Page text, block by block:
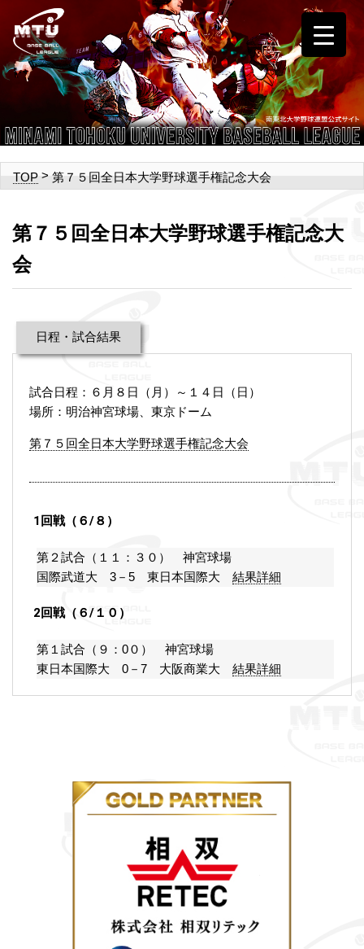
TOP > 第７５回全日本大学野球選手権記念大会
第７５回全日本大学野球選手権記念大
会
日程・試合結果
試合日程：６月８日（月）～１４日（日）
場所：明治神宮球場、東京ドーム
第７５回全日本大学野球選手権記念大会
1回戦（６/８）
第２試合（１１：３０） 神宮球場
国際武道大 3－5 東日本国際大 結果詳細
2回戦（６/１０）
第１試合（９：0０） 神宮球場
東日本国際大 0－7 大阪商業大 結果詳細